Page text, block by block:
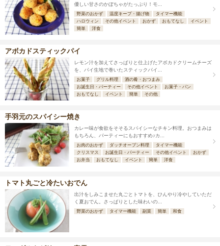
優しい甘さのかぼちゃがたっぷり！モ...
野菜のおかず 温度キープ・揚げ物
タイマー機能
ハロウィン
その他イベント おかず おもてなし
イベント
簡単
洋食
アボカドスティックパイ
レモン汁を加えてさっぱりと仕上げたアボカドクリームチーズ
を、パイ生地で巻いたスティックパイ...
お菓子 グリル料理
酒の肴・おつまみ
お誕生日・パーティー
その他イベント
お菓子・パン
おもてなし
イベント 簡単 その他
手羽元のスパイシー焼き
カレー味が食欲をそそるスパイシーなチキン料理。おつまみは
もちろん、パーティーにもおすすめ♪カ...
お肉のおかず ダッチオーブン料理
タイマー機能
クリスマス
お誕生日・パーティー その他イベント
おかず
お弁当
おもてなし イベント 簡単 洋食
トマト丸ごと冷たいおでん
出汁をしみこませた丸ごとトマトを、ひんやり冷やしていただ
く夏おでん。さっぱりとした味わいの...
野菜のおかず タイマー機能 副菜 簡単 和食